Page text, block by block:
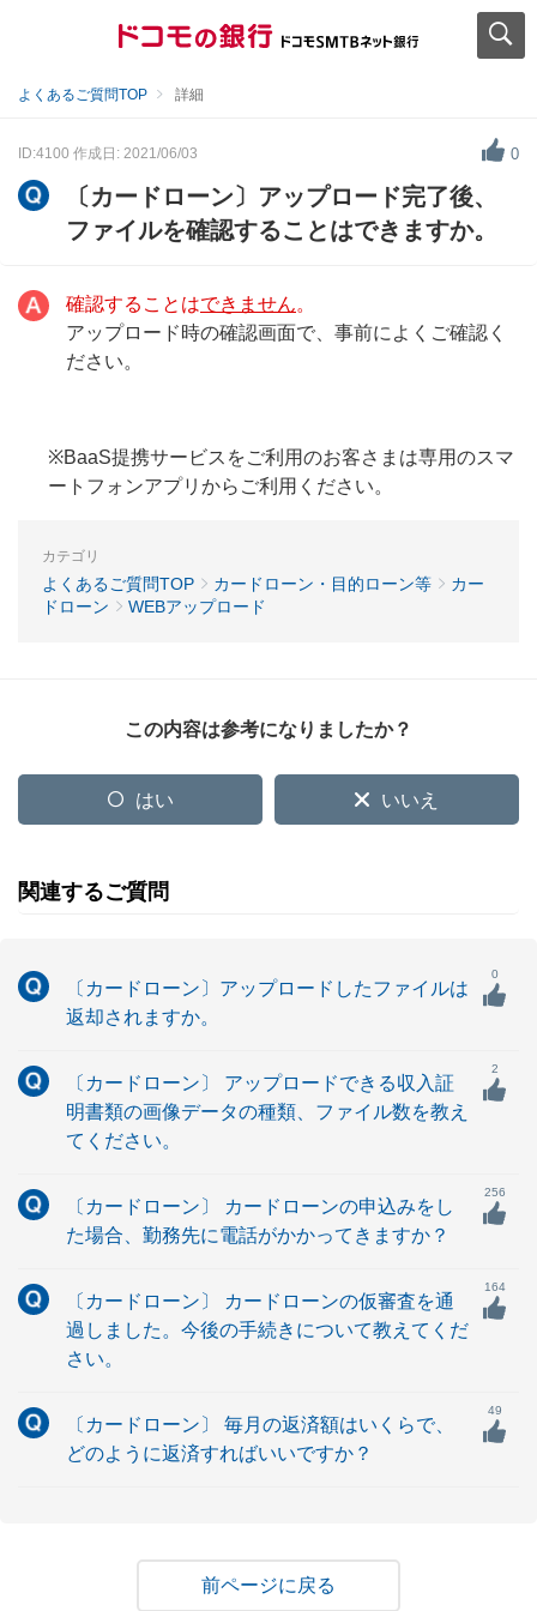
よくあるご質問TOP 詳細
ID:4100 作成日: 2021/06/03 0
〔カードローン〕アップロード完了後、
ファイルを確認することはできますか。
確認することはできません。
アップロード時の確認画面で、事前によくご確認く
ださい。
※BaaS提携サービスをご利用のお客さまは専用のスマ
ートフォンアプリからご利用ください。
カテゴリ
よくあるご質問TOP カードローン・目的ローン等
カー
ドローン
WEBアップロード
この内容は参考になりましたか？
はい いいえ
関連するご質問
〔カードローン〕アップロードしたファイルは
返却されますか。
0
〔カードローン〕 アップロードできる収入証
明書類の画像データの種類、ファイル数を教え
てください。
2
〔カードローン〕 カードローンの申込みをし
た場合、勤務先に電話がかかってきますか？
256
〔カードローン〕 カードローンの仮審査を通
過しました。今後の手続きについて教えてくだ
さい。
164
〔カードローン〕 毎月の返済額はいくらで、
どのように返済すればいいですか？
49
戻る